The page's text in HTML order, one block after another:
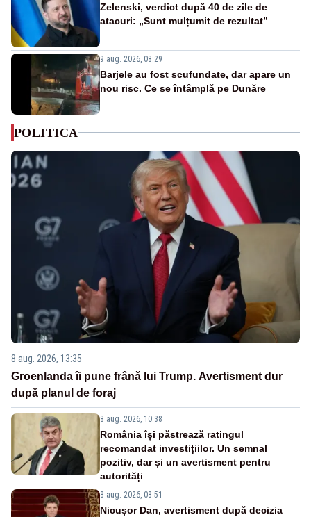
Zelenski, verdict după 40 de zile de
atacuri: „Sunt mulțumit de rezultat”
9 aug. 2026, 08:29
Barjele au fost scufundate, dar apare un
nou risc. Ce se întâmplă pe Dunăre
POLITICA
8 aug. 2026, 13:35
Groenlanda îi pune frână lui Trump. Avertisment dur
după planul de foraj
8 aug. 2026, 10:38
România își păstrează ratingul
recomandat investițiilor. Un semnal
pozitiv, dar și un avertisment pentru
autorități
8 aug. 2026, 08:51
Nicușor Dan, avertisment după decizia